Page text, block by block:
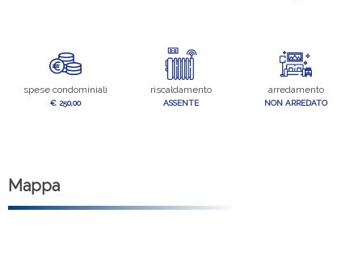
spese condominiali
€ 250,00
riscaldamento
ASSENTE
arredamento
NON ARREDATO
Mappa